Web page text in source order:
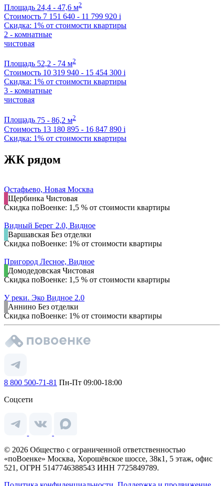
Площадь 24,4 - 47,6 м2
Стоимость 7 151 640 - 11 799 920 i
Скидка: 1% от стоимости квартиры
2 - комнатные
чистовая
Площадь 52,2 - 74 м2
Стоимость 10 319 940 - 15 454 300 i
Скидка: 1% от стоимости квартиры
3 - комнатные
чистовая
Площадь 75 - 86,2 м2
Стоимость 13 180 895 - 16 847 890 i
Скидка: 1% от стоимости квартиры
ЖК рядом
Остафьево, Новая Москва
Щербинка Чистовая
Скидка поВоенке: 1,5 % от стоимости квартиры
Видный Берег 2.0, Видное
Варшавская Без отделки
Скидка поВоенке: 1% от стоимости квартиры
Пригород Лесное, Видное
Домодедовская Чистовая
Скидка поВоенке: 1,5 % от стоимости квартиры
У реки. Эко Видное 2.0
Аннино Без отделки
Скидка поВоенке: 1% от стоимости квартиры
8 800 500-71-81 Пн-Пт 09:00-18:00
Соцсети
© 2026 Общество с ограниченной ответственностью
«поВоенке» Москва, Хорошёвское шоссе, 38к1, 5 этаж, офис
521, ОГРН 5147746388543 ИНН 7725849789.